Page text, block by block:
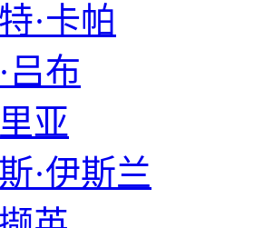
·卡帕
吕布
亚
·伊斯兰